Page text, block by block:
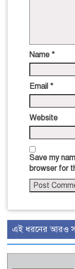
Name *
Email *
Website
Save my
browser for
এই ধরনের আরও